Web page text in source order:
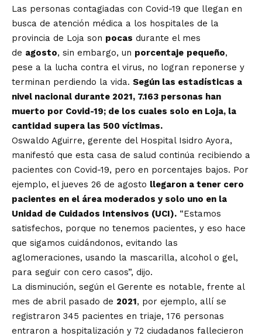
Las personas contagiadas con Covid-19 que llegan en
busca de atención médica a los hospitales de la
provincia de Loja son pocas durante el mes
de agosto, sin embargo, un porcentaje pequeño,
pese a la lucha contra el virus, no logran reponerse y
terminan perdiendo la vida. Según las estadísticas a
nivel nacional durante 2021, 7.163 personas han
muerto por Covid-19; de los cuales solo en Loja, la
cantidad supera las 500 víctimas.
Oswaldo Aguirre, gerente del Hospital Isidro Ayora,
manifestó que esta casa de salud continúa recibiendo a
pacientes con Covid-19, pero en porcentajes bajos. Por
ejemplo, el jueves 26 de agosto llegaron a tener cero
pacientes en el área moderados y solo uno en la
Unidad de Cuidados Intensivos (UCI). “Estamos
satisfechos, porque no tenemos pacientes, y eso hace
que sigamos cuidándonos, evitando las
aglomeraciones, usando la mascarilla, alcohol o gel,
para seguir con cero casos”, dijo.
La disminución, según el Gerente es notable, frente al
mes de abril pasado de 2021, por ejemplo, allí se
registraron 345 pacientes en triaje, 176 personas
entraron a hospitalización y 72 ciudadanos fallecieron